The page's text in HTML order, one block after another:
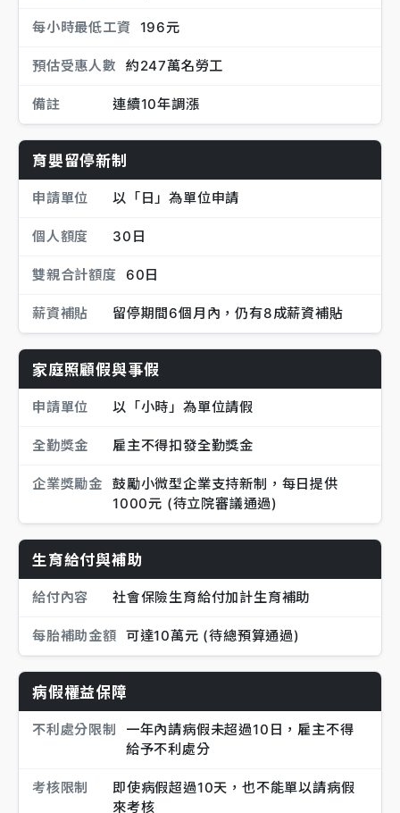
每小時最低工資 196元
預估受惠人數 約247萬名勞工
備註 連續10年調漲
育嬰留停新制
申請單位 以「日」為單位申請
個人額度 30日
雙親合計額度 60日
薪資補貼 留停期間6個月內，仍有8成薪資補貼
家庭照顧假與事假
申請單位 以「小時」為單位請假
全勤獎金 雇主不得扣發全勤獎金
企業獎勵金
鼓勵小微型企業支持新制，每日提供
1000元 (待立院審議通過)
生育給付與補助
給付內容 社會保險生育給付加計生育補助
每胎補助金額 可達10萬元 (待總預算通過)
病假權益保障
不利處分限制
一年內請病假未超過10日，雇主不得
給予不利處分
考核限制
即使病假超過10天，也不能單以請病假
來考核